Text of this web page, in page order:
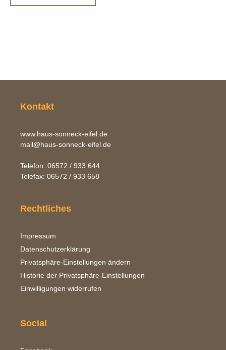
Kontakt
www.haus-sonneck-eifel.de
mail@haus-sonneck-eifel.de
Telefon: 06572 / 933 644
Telefax: 06572 / 933 658
Rechtliches
Impressum
Datenschutzerklärung
Privatsphäre-Einstellungen ändern
Historie der Privatsphäre-Einstellungen
Einwilligungen widerrufen
Social